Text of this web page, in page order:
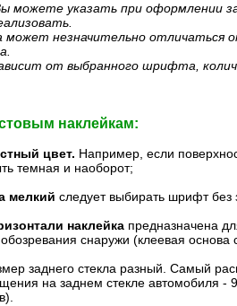
можете указать при оформлении
может незначительно отличаться
от выбранного шрифта,
наклейкам:
цвет. Например, если
темная и наоборот;
мелкий следует выбирать шрифт
наклейка предназначена
снаружи (клеевая основа
заднего стекла разный. Самый
на заднем стекле автомобиля -